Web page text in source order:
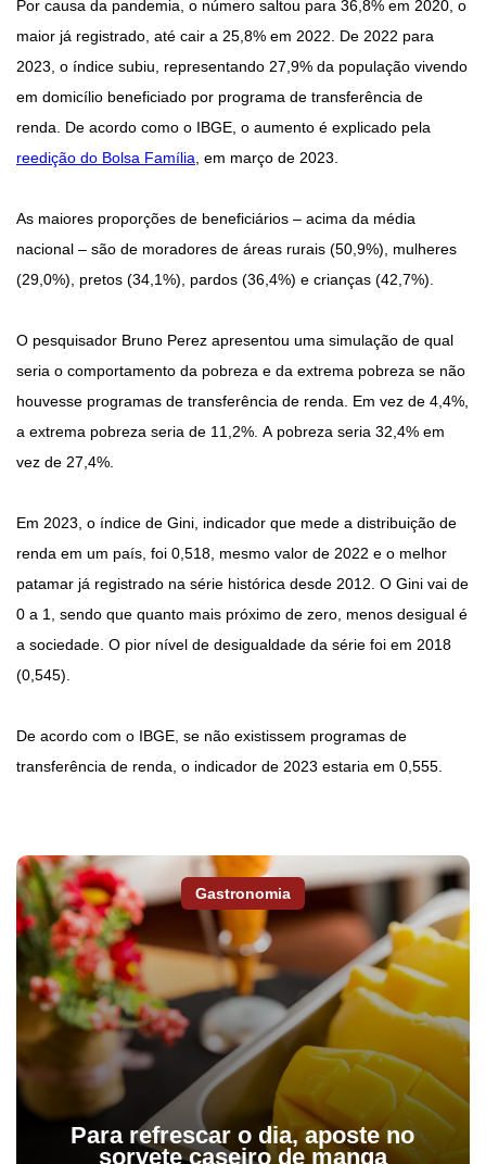
Por causa da pandemia, o número saltou para 36,8% em 2020, o
maior já registrado, até cair a 25,8% em 2022. De 2022 para
2023, o índice subiu, representando 27,9% da população vivendo
em domicílio beneficiado por programa de transferência de
renda. De acordo como o IBGE, o aumento é explicado pela
reedição do Bolsa Família, em março de 2023.
As maiores proporções de beneficiários – acima da média
nacional – são de moradores de áreas rurais (50,9%), mulheres
(29,0%), pretos (34,1%), pardos (36,4%) e crianças (42,7%).
O pesquisador Bruno Perez apresentou uma simulação de qual
seria o comportamento da pobreza e da extrema pobreza se não
houvesse programas de transferência de renda. Em vez de 4,4%,
a extrema pobreza seria de 11,2%. A pobreza seria 32,4% em
vez de 27,4%.
Em 2023, o índice de Gini, indicador que mede a distribuição de
renda em um país, foi 0,518, mesmo valor de 2022 e o melhor
patamar já registrado na série histórica desde 2012. O Gini vai de
0 a 1, sendo que quanto mais próximo de zero, menos desigual é
a sociedade. O pior nível de desigualdade da série foi em 2018
(0,545).
De acordo com o IBGE, se não existissem programas de
transferência de renda, o indicador de 2023 estaria em 0,555.
Gastronomia
Para refrescar o dia, aposte no
sorvete caseiro de manga